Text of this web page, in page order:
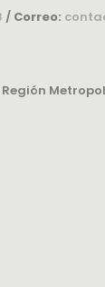
/ Correo: